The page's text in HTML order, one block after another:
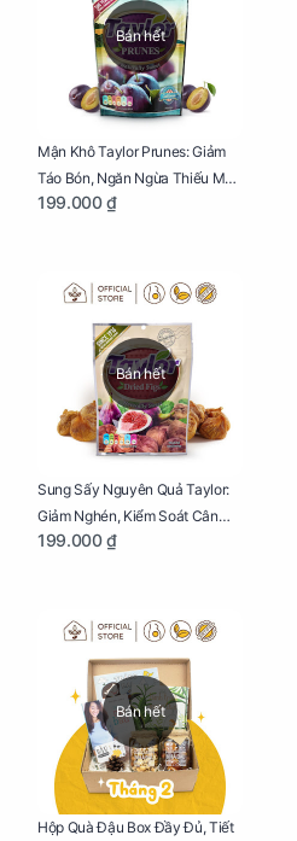
Bán hết
Mận Khô Taylor Prunes: Giảm
Táo Bón, Ngăn Ngừa Thiếu Máu
Cho Mẹ Bầu Túi 250g
199.000 ₫
Bán hết
Sung Sấy Nguyên Quả Taylor:
Giảm Nghén, Kiểm Soát Cân
Nặng Cho Mẹ Bầu Túi 190g
199.000 ₫
Bán hết
Hộp Quà Đậu Box Đầy Đủ, Tiết